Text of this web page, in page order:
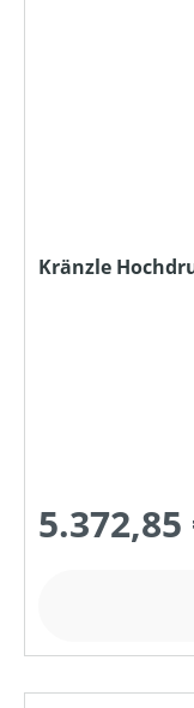
Kränzle